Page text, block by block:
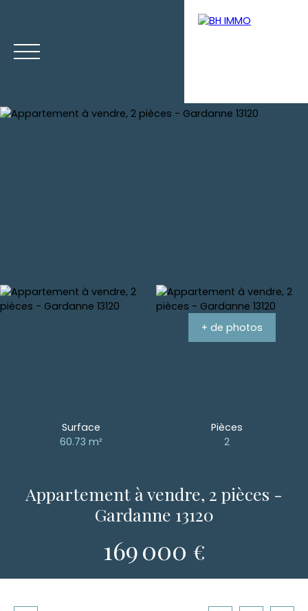
Estimation
+ de photos
Surface
60.73m²
Pièces
2
Appartement à vendre, 2 pièces -
Gardanne 13120
169 000 €